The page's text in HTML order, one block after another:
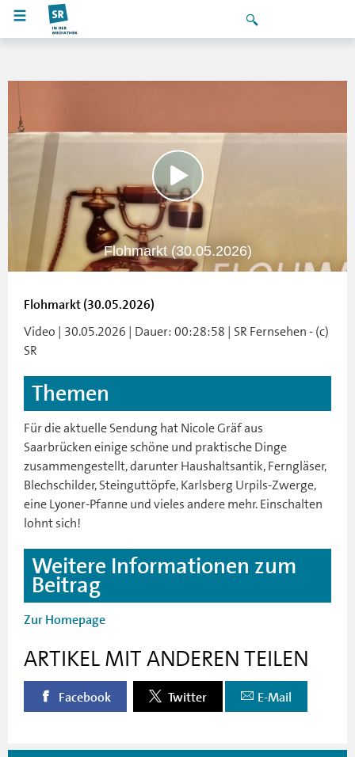
Flohmarkt (30.05.2026)
Flohmarkt (30.05.2026)
Video | 30.05.2026 | Dauer: 00:28:58 | SR Fernsehen - (c)
SR
Themen
Für die aktuelle Sendung hat Nicole Gräf aus
Saarbrücken einige schöne und praktische Dinge
zusammengestellt, darunter Haushaltsantik, Ferngläser,
Blechschilder, Steinguttöpfe, Karlsberg Urpils-Zwerge,
eine Lyoner-Pfanne und vieles andere mehr. Einschalten
lohnt sich!
Weitere Informationen zum
Beitrag
Zur Homepage
ARTIKEL MIT ANDEREN TEILEN
Facebook Twitter E-Mail